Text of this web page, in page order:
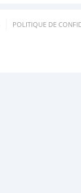
POLITIQUE DE